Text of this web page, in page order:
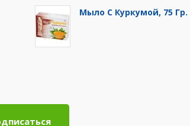
Мыло С Куркумой, 75 Гр.